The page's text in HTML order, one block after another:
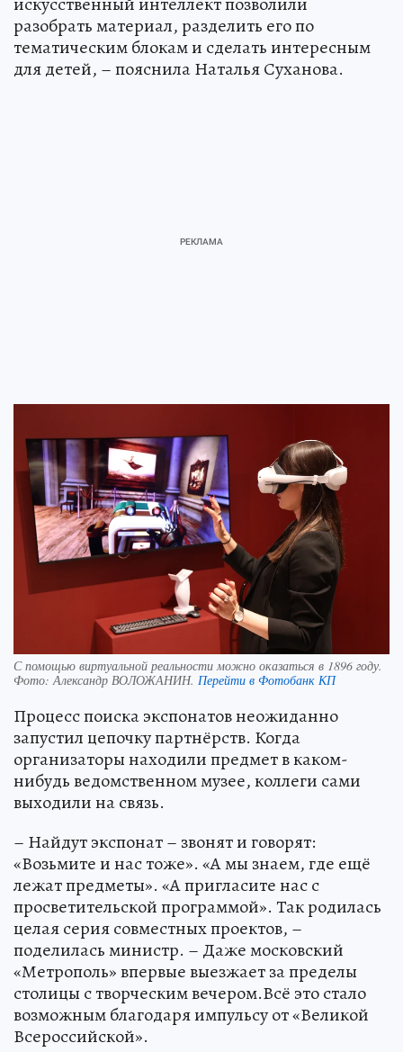
разобрать материал, разделить его по
тематическим блокам и сделать интересным
для детей, – пояснила Наталья Суханова.
С помощью виртуальной реальности можно оказаться в 1896 году.
Фото:Александр ВОЛОЖАНИН. Перейти в Фотобанк КП
Процесс поиска экспонатов неожиданно
запустил цепочку партнёрств. Когда
организаторы находили предмет в каком-
нибудь ведомственном музее, коллеги сами
выходили на связь.
– Найдут экспонат – звонят и говорят:
«Возьмите и нас тоже». «А мы знаем, где ещё
лежат предметы». «А пригласите нас с
просветительской программой». Так родилась
целая серия совместных проектов, –
поделилась министр. – Даже московский
«Метрополь» впервые выезжает за пределы
столицы с творческим вечером.Всё это стало
возможным благодаря импульсу от «Великой
Всероссийской».